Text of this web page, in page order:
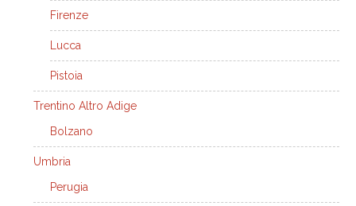
Firenze
Lucca
Pistoia
Trentino Altro Adige
Bolzano
Umbria
Perugia